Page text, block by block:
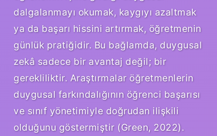
dalgalanmayı okumak, kaygıyı azaltmak
ya da başarı hissini artırmak, öğretmenin
günlük pratiğidir. Bu bağlamda, duygusal
zekâ sadece bir avantaj değil; bir
gerekliliktir. Araştırmalar öğretmenlerin
duygusal farkındalığının öğrenci başarısı
ve sınıf yönetimiyle doğrudan ilişkili
olduğunu göstermiştir (Green, 2022).